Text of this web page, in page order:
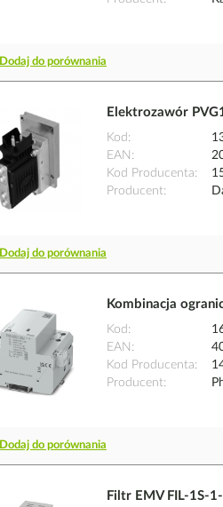
Dodaj do porównania
Elektrozawór
Kod
EAN
Kod Producenta
Producent
Dodaj do porównania
Kombinacja
Kod
EAN
Kod Producenta
Producent
Dodaj do porównania
Filtr EMV FIL-1S-